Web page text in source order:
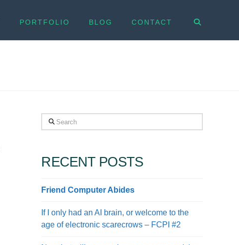
PORTFOLIO BLOG CONTACT
Search
RECENT POSTS
Friend Computer Abides
If I only had an AI brain, or welcome to the
age of electronic scarecrows – FCPI #2